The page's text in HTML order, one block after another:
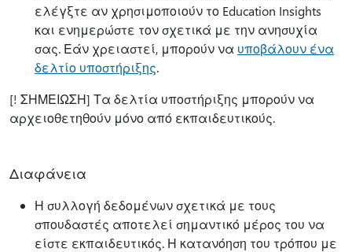
ελέγξτε αν χρησιμοποιούν το Education Insights
και ενημερώστε τον σχετικά με την ανησυχία
σας. Εάν χρειαστεί, μπορούν να υποβάλουν ένα
δελτίο υποστήριξης.
[! ΣΗΜΕΙΩΣΗ] Τα δελτία υποστήριξης μπορούν να
αρχειοθετηθούν μόνο από εκπαιδευτικούς.
Διαφάνεια
Η συλλογή δεδομένων σχετικά με τους
σπουδαστές αποτελεί σημαντικό μέρος του να
είστε εκπαιδευτικός. Η κατανόηση του τρόπου με